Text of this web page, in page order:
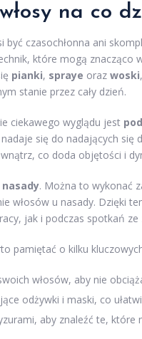
na co
czasochłonna ani
które mogą znacząco
pianki, spraye oraz woski
stanie przez cały dzień.
ciekawego wyglądu jest
się do nadających się
co doda objętości i
. Można to wykonać
włosów u nasady. Dzięki
jak i podczas spotkań ze
pamiętać o kilku
włosów, aby nie
odżywki i maski, co
aby znaleźć te,